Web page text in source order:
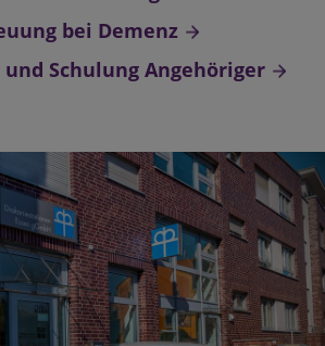
bei Demenz
Schulung Angehöriger